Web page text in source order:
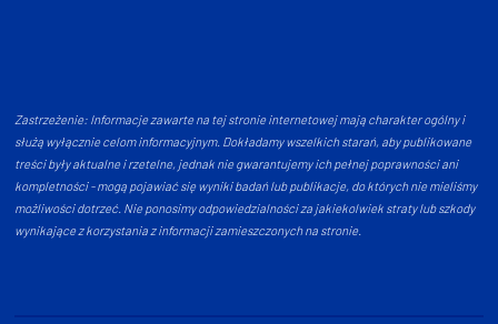
Zastrzeżenie: Informacje zawarte na tej stronie internetowej mają charakter ogólny i
służą wyłącznie celom informacyjnym. Dokładamy wszelkich starań, aby publikowane
treści były aktualne i rzetelne, jednak nie gwarantujemy ich pełnej poprawności ani
kompletności - mogą pojawiać się wyniki badań lub publikacje, do których nie mieliśmy
możliwości dotrzeć. Nie ponosimy odpowiedzialności za jakiekolwiek straty lub szkody
wynikające z korzystania z informacji zamieszczonych na stronie.